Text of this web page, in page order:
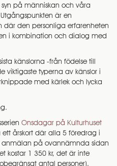
på människan och våra
är en
där den personliga erfarenheten
i kombination och dialog med
känslorna -från födelse till
viktigaste typerna av känslor i
med kärlek och lycka
Onsdagar på Kulturhuset
årskort där alla 5 föredrag i
anmälan på ovannämnda sidan
kostar 1 350 kr, det är inte
antal personer).